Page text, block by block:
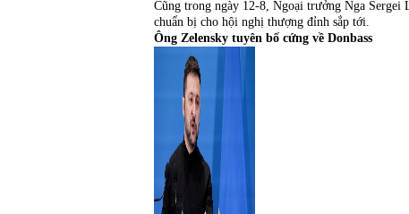
Cũng trong ngày 12-8, Ngoại trưởng Nga
chuẩn bị cho hội nghị thượng đỉnh sắp tới.
Ông Zelensky tuyên bố cứng về Donbass